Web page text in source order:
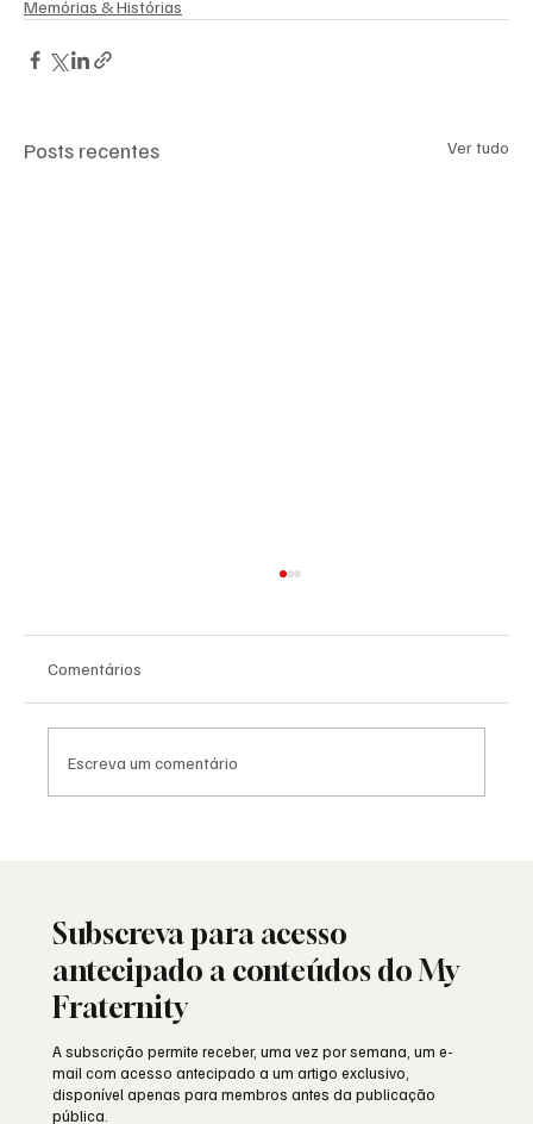
Memórias & Histórias
Posts recentes Ver tudo
Comentários
Escreva um comentário
Subscreva para acesso
antecipado a conteúdos do My
Fraternity
A subscrição permite receber, uma vez por semana, um e-
mail com acesso antecipado a um artigo exclusivo,
disponível apenas para membros antes da publicação
pública.